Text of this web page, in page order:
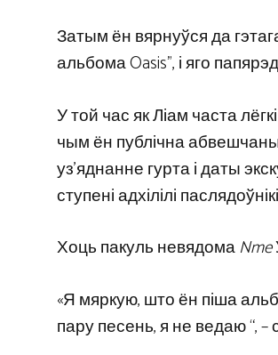
Затым ён вярнуўся да
альбома Oasis”, і яго
У той час як Ліам часта
чым ён публічна
уз’яднанне гурта і даты
ступені адхілілі
Хоць пакуль невядомаNme
«Я мяркую, што ён піша
пару песень, я не ведаю “,